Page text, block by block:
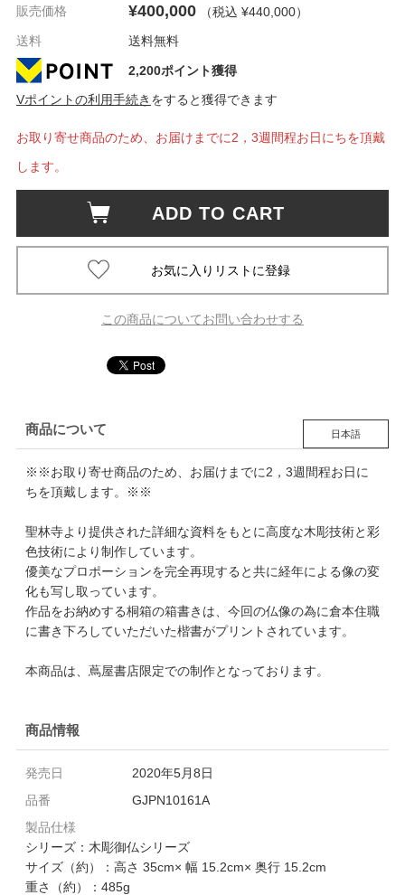
販売価格 ¥400,000 （税込 ¥440,000）
送料
送料無料
2,200ポイント獲得
Vポイントの利用手続き をすると獲得できます
お取り寄せ商品のため、お届けまでに2，3週間程お日にちを頂戴
します。
ADD TO CART
この商品についてお問い合わせする
商品について 日本語
※※お取り寄せ商品のため、お届けまでに2，3週間程お日に
ちを頂戴します。※※
聖林寺より提供された詳細な資料をもとに高度な木彫技術と彩
色技術により制作しています。
優美なプロポーションを完全再現すると共に経年による像の変
化も写し取っています。
作品をお納めする桐箱の箱書きは、今回の仏像の為に倉本住職
に書き下ろしていただいた楷書がプリントされています。
本商品は、蔦屋書店限定での制作となっております。
商品情報
発売日
2020年5月8日
品番
GJPN10161A
製品仕様
シリーズ：木彫御仏シリーズ
サイズ（約）：高さ 35cm× 幅 15.2cm× 奥行 15.2cm
重さ（約）：485g